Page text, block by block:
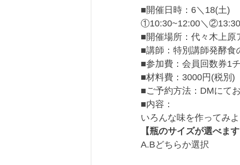
■開催日時：6＼18(土)
①10:30~12:00＼
■開催場所：代々木上原
■講師：特別講師発酵食
■参加費：会員回数券1
■材料費：3000円(税別)
■ご予約方法：DMにて
■内容：
いろんな味を作ってみよ
【瓶のサイズが選べます
A.Bどちらか選択